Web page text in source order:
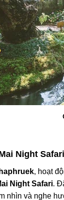
Night
, hoạt
Night Safari.
nhìn và nghe